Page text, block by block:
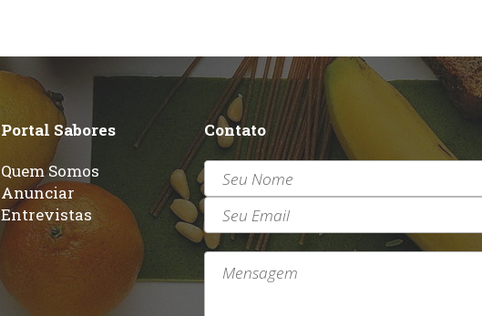
Portal Sabores
Quem Somos
Anunciar
Entrevistas
Contato